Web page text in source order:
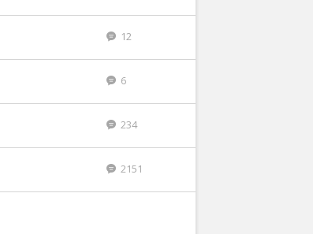
12
6
234
2151